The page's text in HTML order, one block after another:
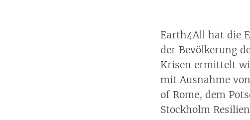
Earth4All hat die
der Bevölkerung
Krisen ermittelt
mit Ausnahme
of Rome, dem
Stockholm